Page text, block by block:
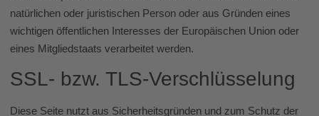
natürlichen oder juristischen Person oder aus Gründen eines
wichtigen öffentlichen Interesses der Europäischen Union oder
eines Mitgliedstaats verarbeitet werden.
SSL- bzw. TLS-Verschlüsselung
Diese Seite nutzt aus Sicherheitsgründen und zum Schutz der